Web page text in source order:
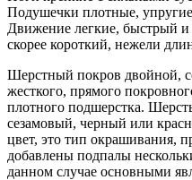
Подушечки плотные,
Движение легкие, быстрый
скорее короткий, нежели
Шерстный покров двойной,
жесткого, прямого
плотного подшерстка.
сезамовый, черный или
цвет, это тип окрашивания,
добавлены подпалы
данном случае основными